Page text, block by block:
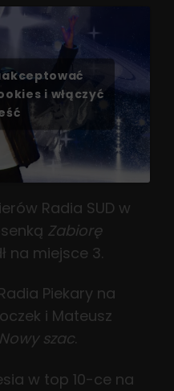
i włączyć
Radia SUD w
Zabiorę
na miejsce 3.
Piekary na
i Mateusz
Nowy szac.
w top 10-ce na